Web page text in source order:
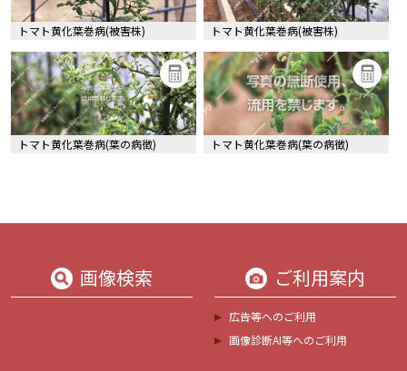
トマト黄化葉巻病(被害株) トマト黄化葉巻病(被害株)
トマト黄化葉巻病(葉の病徴) トマト黄化葉巻病(葉の病徴)
画像検索 ご利用案内
広告等へのご利用
画像診断AI等へのご利用